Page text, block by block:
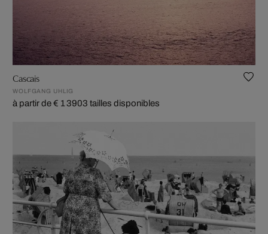
Cascais
WOLFGANG UHLIG
à partir de € 1 3903 tailles disponibles